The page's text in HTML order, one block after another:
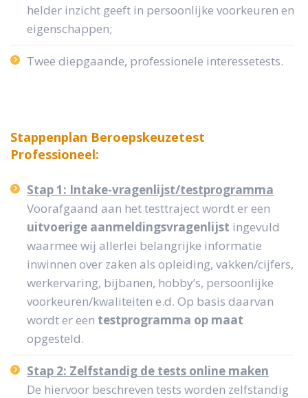
helder inzicht geeft in persoonlijke voorkeuren en
eigenschappen;
Twee diepgaande, professionele interessetests.
Stappenplan Beroepskeuzetest
Professioneel:
Stap 1: Intake-vragenlijst/testprogramma
Voorafgaand aan het testtraject wordt er een
uitvoerige aanmeldingsvragenlijst ingevuld
waarmee wij allerlei belangrijke informatie
inwinnen over zaken als opleiding, vakken/cijfers,
werkervaring, bijbanen, hobby’s, persoonlijke
voorkeuren/kwaliteiten e.d. Op basis daarvan
wordt er een testprogramma op maat
opgesteld.
Stap 2: Zelfstandig de tests online maken
De hiervoor beschreven tests worden zelfstandig